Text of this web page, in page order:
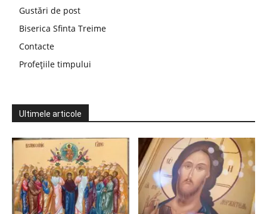
Gustări de post
Biserica Sfinta Treime
Contacte
Profețiile timpului
Ultimele articole